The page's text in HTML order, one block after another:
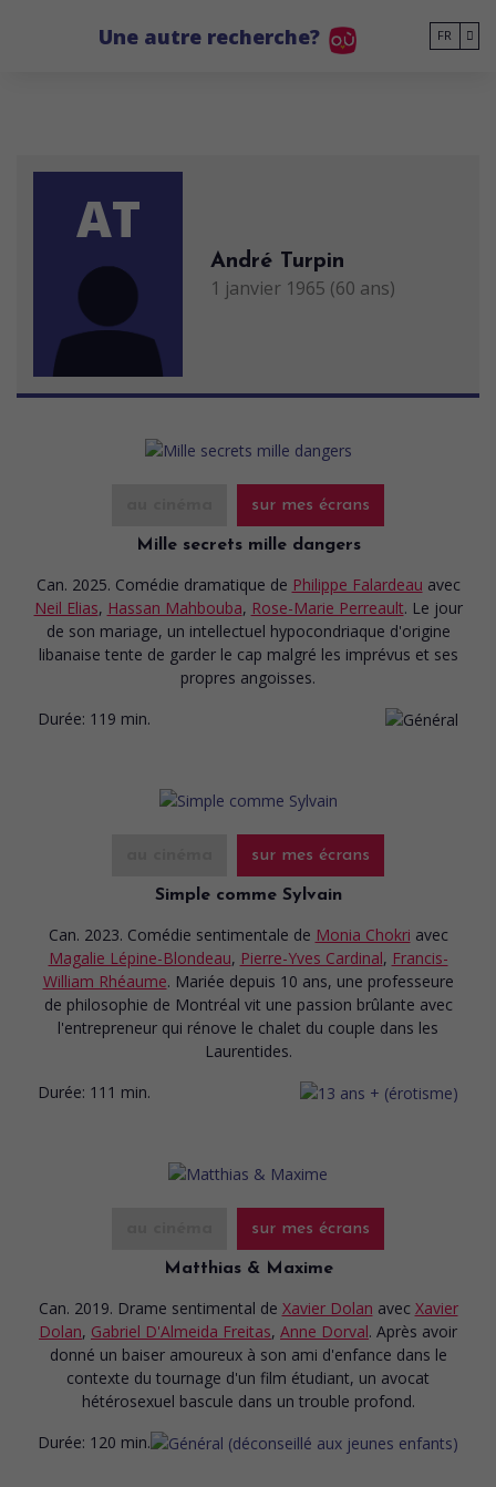
Une autre recherche? FR
AT
André Turpin
1 janvier 1965 (60 ans)
sur mes écrans
Mille secrets mille dangers
Can. 2025. Comédie dramatique de Philippe Falardeau avec
Neil Elias, Hassan Mahbouba, Rose-Marie Perreault. Le jour
de son mariage, un intellectuel hypocondriaque d'origine
libanaise tente de garder le cap malgré les imprévus et ses
propres angoisses.
Durée: 119 min.
sur mes écrans
Simple comme Sylvain
Can. 2023. Comédie sentimentale de Monia Chokri avec
Magalie Lépine-Blondeau, Pierre-Yves Cardinal, Francis-
William Rhéaume. Mariée depuis 10 ans, une professeure
de philosophie de Montréal vit une passion brûlante avec
l'entrepreneur qui rénove le chalet du couple dans les
Laurentides.
Durée: 111 min.
sur mes écrans
Matthias & Maxime
Can. 2019. Drame sentimental de Xavier Dolan avec Xavier
Dolan, Gabriel D'Almeida Freitas, Anne Dorval. Après avoir
donné un baiser amoureux à son ami d'enfance dans le
contexte du tournage d'un film étudiant, un avocat
hétérosexuel bascule dans un trouble profond.
Durée: 120 min.